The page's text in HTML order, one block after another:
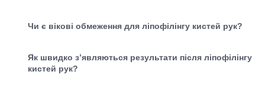
Чи є вікові обмеження для ліпофілінгу кистей рук?
Як швидко з’являються результати після ліпофілінгу
кистей рук?